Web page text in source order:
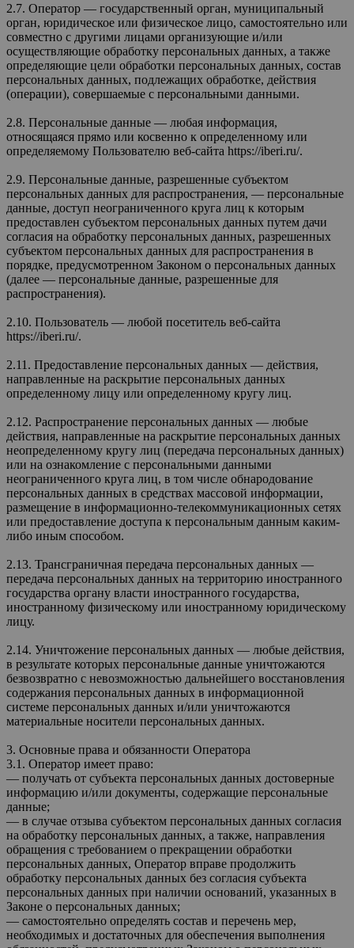
2.7. Оператор — государственный орган, муниципальный
орган, юридическое или физическое лицо, самостоятельно или
совместно с другими лицами организующие и/или
осуществляющие обработку персональных данных, а также
определяющие цели обработки персональных данных, состав
персональных данных, подлежащих обработке, действия
(операции), совершаемые с персональными данными.
2.8. Персональные данные — любая информация,
относящаяся прямо или косвенно к определенному или
определяемому Пользователю веб-сайта https://iberi.ru/.
2.9. Персональные данные, разрешенные субъектом
персональных данных для распространения, — персональные
данные, доступ неограниченного круга лиц к которым
предоставлен субъектом персональных данных путем дачи
согласия на обработку персональных данных, разрешенных
субъектом персональных данных для распространения в
порядке, предусмотренном Законом о персональных данных
(далее — персональные данные, разрешенные для
распространения).
2.10. Пользователь — любой посетитель веб-сайта
https://iberi.ru/.
2.11. Предоставление персональных данных — действия,
направленные на раскрытие персональных данных
определенному лицу или определенному кругу лиц.
2.12. Распространение персональных данных — любые
действия, направленные на раскрытие персональных данных
неопределенному кругу лиц (передача персональных данных)
или на ознакомление с персональными данными
неограниченного круга лиц, в том числе обнародование
персональных данных в средствах массовой информации,
размещение в информационно-телекоммуникационных сетях
или предоставление доступа к персональным данным каким-
либо иным способом.
2.13. Трансграничная передача персональных данных —
передача персональных данных на территорию иностранного
государства органу власти иностранного государства,
иностранному физическому или иностранному юридическому
лицу.
2.14. Уничтожение персональных данных — любые действия,
в результате которых персональные данные уничтожаются
безвозвратно с невозможностью дальнейшего восстановления
содержания персональных данных в информационной
системе персональных данных и/или уничтожаются
материальные носители персональных данных.
3. Основные права и обязанности Оператора
3.1. Оператор имеет право:
— получать от субъекта персональных данных достоверные
информацию и/или документы, содержащие персональные
данные;
— в случае отзыва субъектом персональных данных согласия
на обработку персональных данных, а также, направления
обращения с требованием о прекращении обработки
персональных данных, Оператор вправе продолжить
обработку персональных данных без согласия субъекта
персональных данных при наличии оснований, указанных в
Законе о персональных данных;
— самостоятельно определять состав и перечень мер,
необходимых и достаточных для обеспечения выполнения